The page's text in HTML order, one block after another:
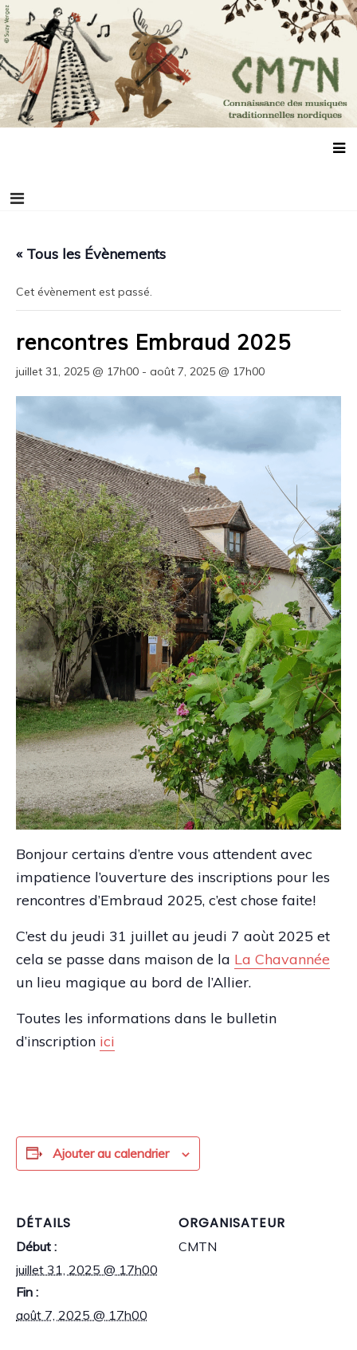
Aller
au
contenu
Connaissance des musiques traditionnelles
nordiques
Association de promotion des musiques, des danses et de la culture
scandinaves
« Tous les Évènements
Cet évènement est passé.
rencontres Embraud 2025
juillet 31, 2025 @ 17h00 - août 7, 2025 @ 17h00
Bonjour certains d’entre vous attendent avec
impatience l’ouverture des inscriptions pour les
rencontres d’Embraud 2025, c’est chose faite!
C’est du jeudi 31 juillet au jeudi 7 aoùt 2025 et
cela se passe dans maison de la La Chavannée
un lieu magique au bord de l’Allier.
Toutes les informations dans le bulletin
d’inscription ici
Ajouter au calendrier
DÉTAILS
Début :
juillet 31, 2025 @ 17h00
Fin :
août 7, 2025 @ 17h00
ORGANISATEUR
CMTN